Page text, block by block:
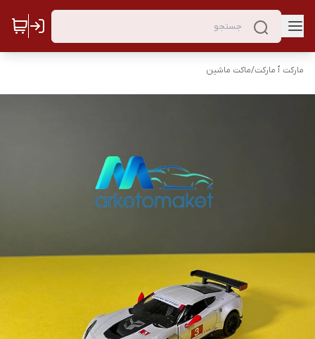
مارکت ٱ مارکت/ماکت ماشین